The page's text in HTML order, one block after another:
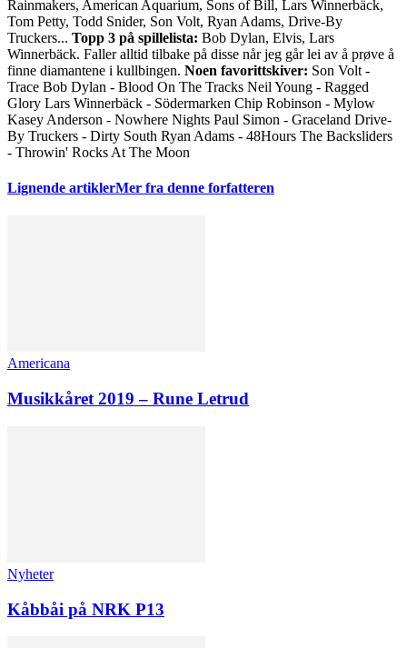
Rainmakers, American Aquarium, Sons of Bill, Lars Winnerbäck,
Tom Petty, Todd Snider, Son Volt, Ryan Adams, Drive-By
Truckers... Topp 3 på spillelista: Bob Dylan, Elvis, Lars
Winnerbäck. Faller alltid tilbake på disse når jeg går lei av å prøve å
finne diamantene i kullbingen. Noen favorittskiver: Son Volt -
Trace Bob Dylan - Blood On The Tracks Neil Young - Ragged
Glory Lars Winnerbäck - Södermarken Chip Robinson - Mylow
Kasey Anderson - Nowhere Nights Paul Simon - Graceland Drive-
By Truckers - Dirty South Ryan Adams - 48Hours The Backsliders
- Throwin' Rocks At The Moon
Lignende artiklerMer fra denne forfatteren
Americana
Musikkåret 2019 – Rune Letrud
Nyheter
Kåbbåi på NRK P13